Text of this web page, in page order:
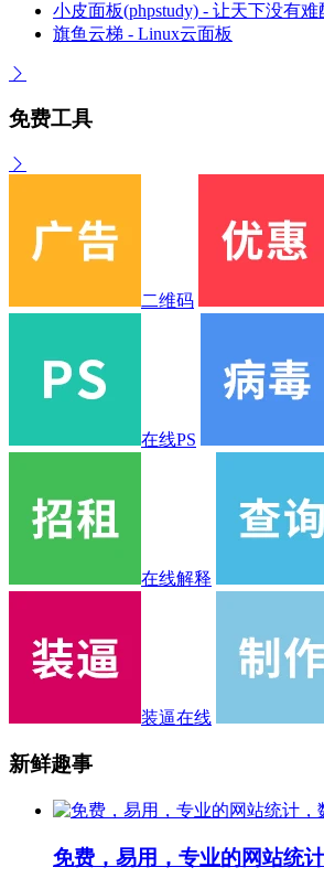
小皮面板(phpstudy) - 让天下没有难
旗鱼云梯 - Linux云面板
免费工具
二维码
在线PS
在线解释
装逼在线
新鲜趣事
免费，易用，专业的网站统